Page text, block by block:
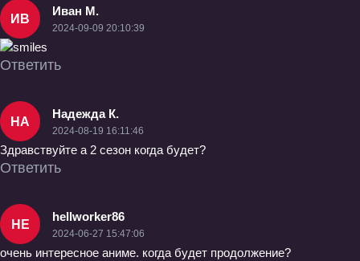
ИВ
Иван М.
2024-09-09 20:10:39
Ответить
НА
Надежда К.
2024-08-19 16:11:46
Здравствуйте а 2 сезон когда будет?
Ответить
HE
hellworker86
2024-06-27 15:47:06
очень интересное аниме. когда будет продолжение?